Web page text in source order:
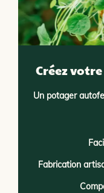
Créez
Un potager
Fabrication